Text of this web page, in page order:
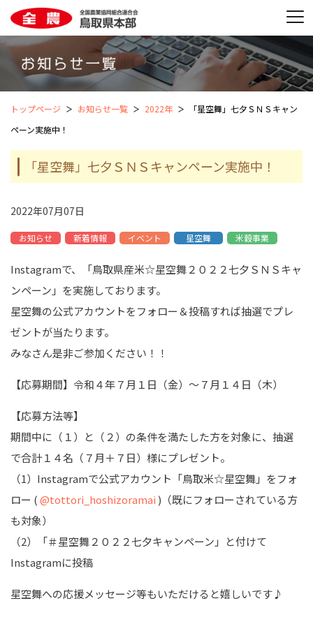
トップページ お知らせ一覧 2022年
「星空舞」七夕ＳＮＳキャン
ペーン実施中！
「星空舞」七夕ＳＮＳキャンペーン実施中！
2022年07月07日
お知らせ 新着情報 イベント 星空舞 米穀事業
Instagramで、「鳥取県産米☆星空舞２０２２七夕ＳＮＳキャ
ンペーン」を実施しております。
星空舞の公式アカウントをフォロー＆投稿すれば抽選でプレ
ゼントが当たります。
みなさん是非ご参加ください！！
【応募期間】令和４年７月１日（金）～７月１４日（木）
【応募方法等】
期間中に（１）と（２）の条件を満たした方を対象に、抽選
で合計１４名（７月＋７日）様にプレゼント。
（1）Instagramで公式アカウント「鳥取米☆星空舞」をフォ
ロー (@tottori_hoshizoramai ) （既にフォローされている方
も対象）
（2）「＃星空舞２０２２七夕キャンペーン」と付けて
Instagramに投稿
星空舞への応援メッセージ等もいただけると嬉しいです♪